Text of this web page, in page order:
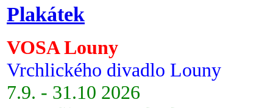
Plakátek
VOSA Louny
Vrchlického divadlo Louny
7.9. - 31.10 2026